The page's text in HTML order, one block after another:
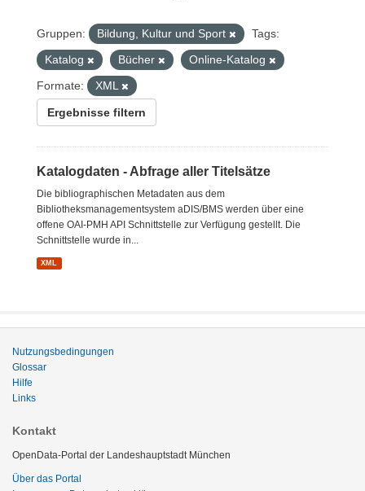
Gruppen: Bildung, Kultur und Sport
Tags:
Katalog
Bücher
Online-Katalog
Formate:
XML
Ergebnisse filtern
Katalogdaten - Abfrage aller Titelsätze
Die bibliographischen Metadaten aus dem
Bibliotheksmanagementsystem aDIS/BMS werden über eine
offene OAI-PMH API Schnittstelle zur Verfügung gestellt. Die
Schnittstelle wurde in...
XML
Nutzungsbedingungen
Glossar
Hilfe
Links
Kontakt
OpenData-Portal der Landeshauptstadt München
Über das Portal